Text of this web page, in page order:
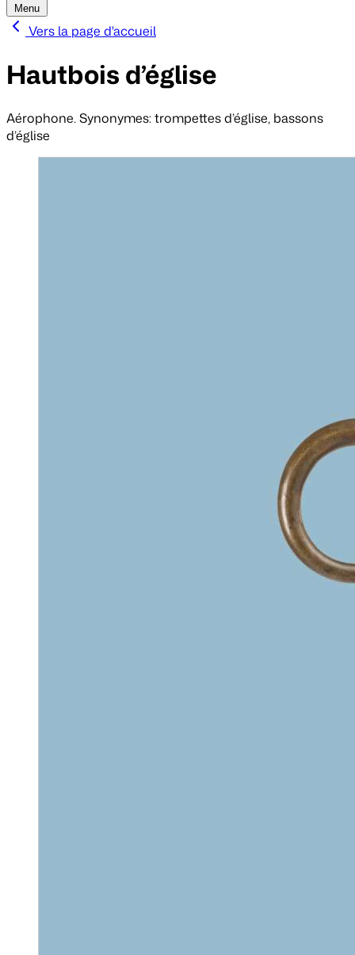
Menu
Vers la page d'accueil
Hautbois d’église
Aérophone. Synonymes: trompettes d’église, bassons
d’église